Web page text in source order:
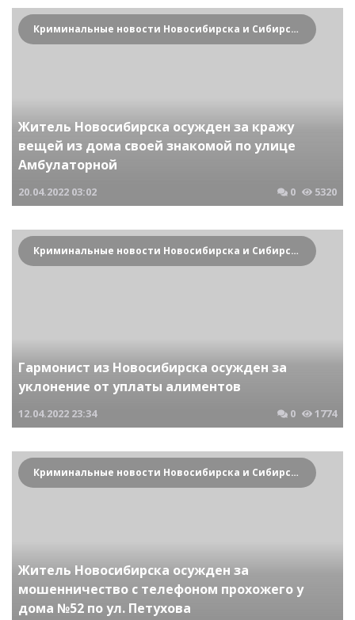
Криминальные новости Новосибирска и Сибирского региона
Житель Новосибирска осужден за кражу
вещей из дома своей знакомой по улице
Амбулаторной
20.04.2022 03:02 0 5320
Криминальные новости Новосибирска и Сибирского региона
Гармонист из Новосибирска осужден за
уклонение от уплаты алиментов
12.04.2022 23:34 0 1774
Криминальные новости Новосибирска и Сибирского региона
Житель Новосибирска осужден за
мошенничество с телефоном прохожего у
дома №52 по ул. Петухова